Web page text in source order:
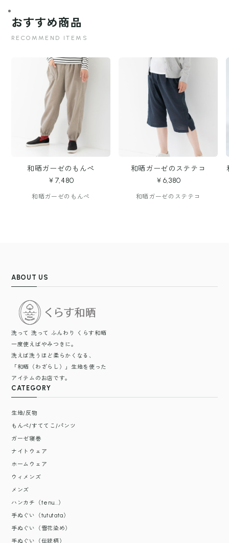
おすすめ商品
RECOMMEND ITEMS
和晒ガーゼのもんぺ
￥7,480
和晒ガーゼのもんぺ
和晒ガーゼのステテコ
￥6,380
和晒ガーゼのステテコ
ABOUT US
洗って 洗って ふんわり くらす和晒
一度使えばやみつきに。
洗えば洗うほど柔らかくなる、
「和晒（わざらし）」生地を使った
アイテムのお店です。
CATEGORY
生地/反物
もんぺ/すててこ/パンツ
ガーゼ寝巻
ナイトウェア
ホームウェア
ウィメンズ
メンズ
ハンカチ（tenu...）
手ぬぐい（tututata）
手ぬぐい（雪花染め）
手ぬぐい（伝統柄）